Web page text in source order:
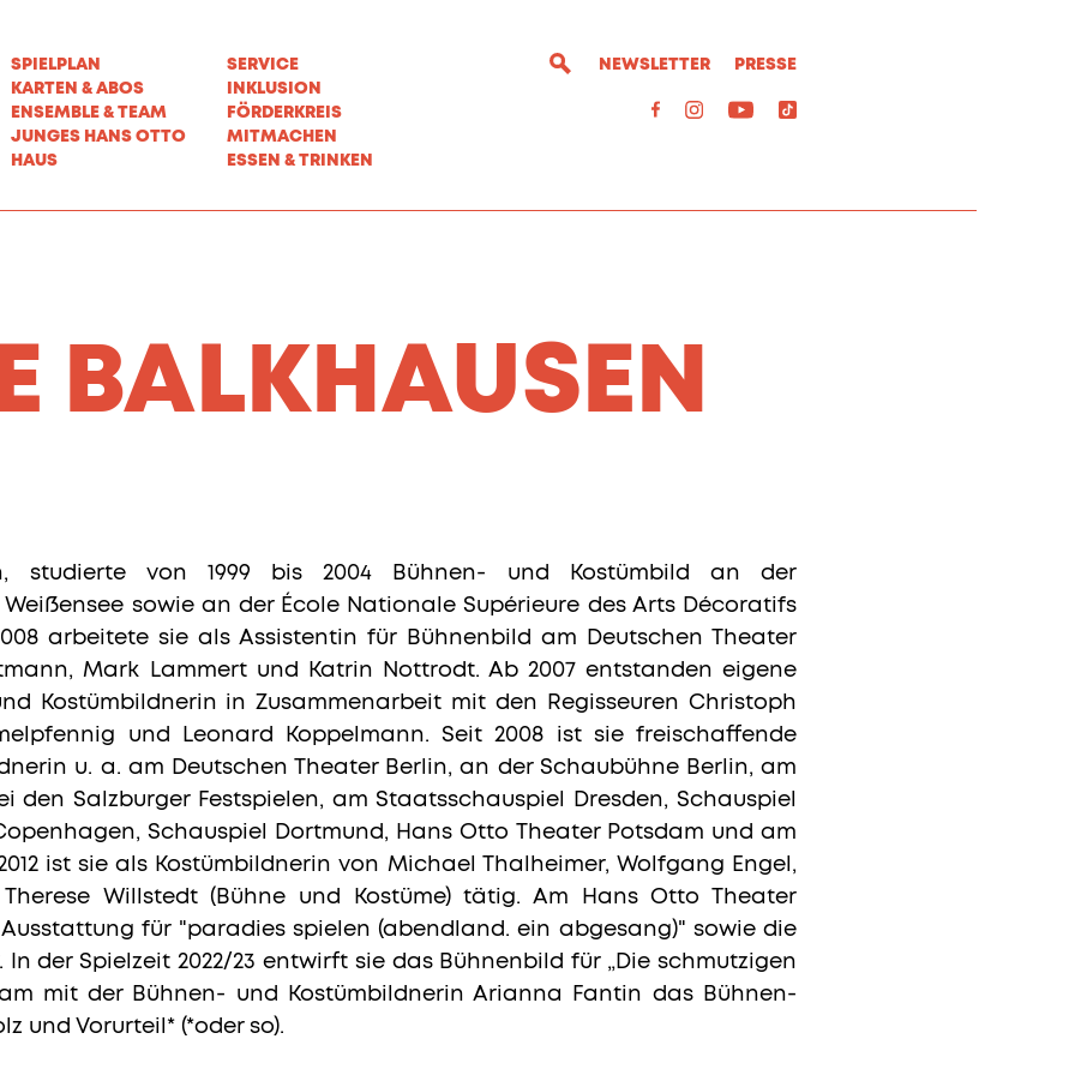
SPIELPLAN
KARTEN & ABOS
ENSEMBLE & TEAM
JUNGES HANS OTTO
HAUS
SERVICE
INKLUSION
FÖRDERKREIS
MITMACHEN
ESSEN & TRINKEN
NEWSLETTER PRESSE
BALKHAUSEN
studierte von 1999 bis 2004 Bühnen- und Kostümbild an der
sowie an der École Nationale Supérieure des Arts Décoratifs
arbeitete sie als Assistentin für Bühnenbild am Deutschen Theater
Mark Lammert und Katrin Nottrodt. Ab 2007 entstanden eigene
Kostümbildnerin in Zusammenarbeit mit den Regisseuren Christoph
und Leonard Koppelmann. Seit 2008 ist sie freischaffende
u. a. am Deutschen Theater Berlin, an der Schaubühne Berlin, am
den Salzburger Festspielen, am Staatsschauspiel Dresden, Schauspiel
Schauspiel Dortmund, Hans Otto Theater Potsdam und am
ist sie als Kostümbildnerin von Michael Thalheimer, Wolfgang Engel,
Willstedt (Bühne und Kostüme) tätig. Am Hans Otto Theater
für "paradies spielen (abendland. ein abgesang)" sowie die
In der Spielzeit 2022/23 entwirft sie das Bühnenbild für „Die schmutzigen
mit der Bühnen- und Kostümbildnerin Arianna Fantin das Bühnen-
und Vorurteil* (*oder so).